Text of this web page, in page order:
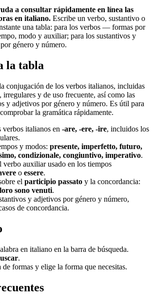
a consultar rápidamente en línea las
en italiano. Escribe un verbo, sustantivo o
una tabla: para los verbos — formas por
modo y auxiliar; para los sustantivos y
género y número.
la tabla
conjugación de los verbos italianos, incluidas
irregulares y de uso frecuente, así como las
y adjetivos por género y número. Es útil para
la gramática rápidamente.
verbos italianos en -are, -ere, -ire, incluidos los
y modos: presente, imperfetto, futuro,
condizionale, congiuntivo, imperativo.
verbo auxiliar usado en los tiempos
o essere.
el participio passato y la concordancia:
loro sono venuti.
y adjetivos por género y número,
de concordancia.
en italiano en la barra de búsqueda.
.
de formas y elige la forma que necesitas.